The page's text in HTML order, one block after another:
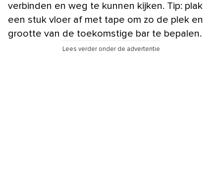
verbinden en weg te kunnen kijken. Tip: plak
een stuk vloer af met tape om zo de plek en
grootte van de toekomstige bar te bepalen.
Lees verder onder de advertentie